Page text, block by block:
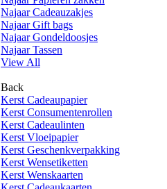
Najaar Cadeauzakjes
Najaar Gift bags
Najaar Gondeldoosjes
Najaar Tassen
View All
Back
Kerst Cadeaupapier
Kerst Consumentenrollen
Kerst Cadeaulinten
Kerst Vloeipapier
Kerst Geschenkverpakking
Kerst Wensetiketten
Kerst Wenskaarten